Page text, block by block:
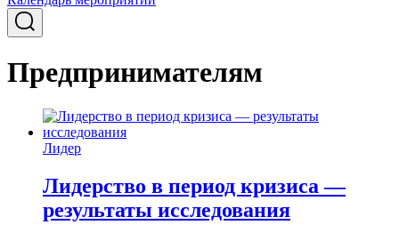
Предпринимателям
Лидер
Лидерство в период кризиса —
результаты исследования